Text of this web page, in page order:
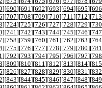
][690][691 ][692][693][694][695][696
][707][708][709][710][711 ][712][713
][724][725][726][727][728][729][730
][741 ][742][743][744][745][746][747
][758][759][760][761 ][762][763][764
][775][776][777][778][779][780][781
][792][793][794][795][796][797][798
][809][810][811 ][812][813][814][815
][826][827][828][829][830][831 ][832
][843][844][845][846][847][848][849